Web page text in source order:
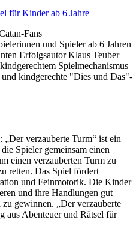
für Kinder ab 6 Jahre
Fans
und Spieler ab 6 Jahren
Erfolgsautor Klaus Teuber
Spielmechanismus
kindgerechte "Dies und Das"-
„Der verzauberte Turm“ ist ein
Spieler gemeinsam einen
einen verzauberten Turm zu
retten. Das Spiel fördert
und Feinmotorik. Die Kinder
und ihre Handlungen gut
gewinnen. „Der verzauberte
aus Abenteuer und Rätsel für